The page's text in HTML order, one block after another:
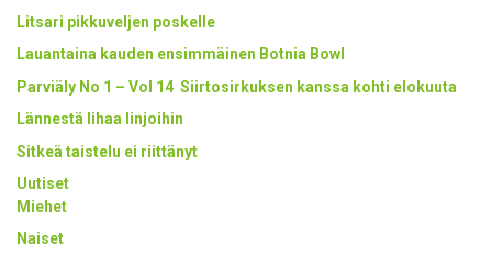
Litsari pikkuveljen poskelle
Lauantaina kauden ensimmäinen Botnia Bowl
Parviäly No 1 – Vol 14 Siirtosirkuksen kanssa kohti elokuuta
Lännestä lihaa linjoihin
Sitkeä taistelu ei riittänyt
Uutiset
Miehet
Naiset